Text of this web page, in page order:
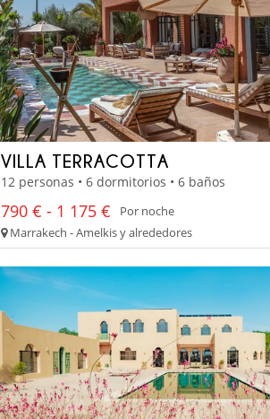
VILLA TERRACOTTA
12 personas • 6 dormitorios • 6 baños
790 € - 1 175 €
Por noche
Marrakech - Amelkis y alrededores